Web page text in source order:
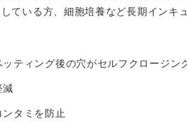
ている方、細胞培養など長期インキ
ティング後の穴がセルフクロージン
減
タミを防止